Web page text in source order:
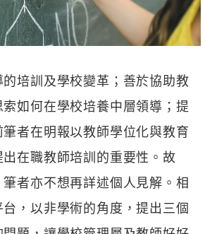
培訓及學校變革；善於協助教
如何在學校培養中層領導；提
者在明報以教師學位化與教育
在職教師培訓的重要性。故
者亦不想再詳述個人見解。相
，以非學術的角度，提出三個